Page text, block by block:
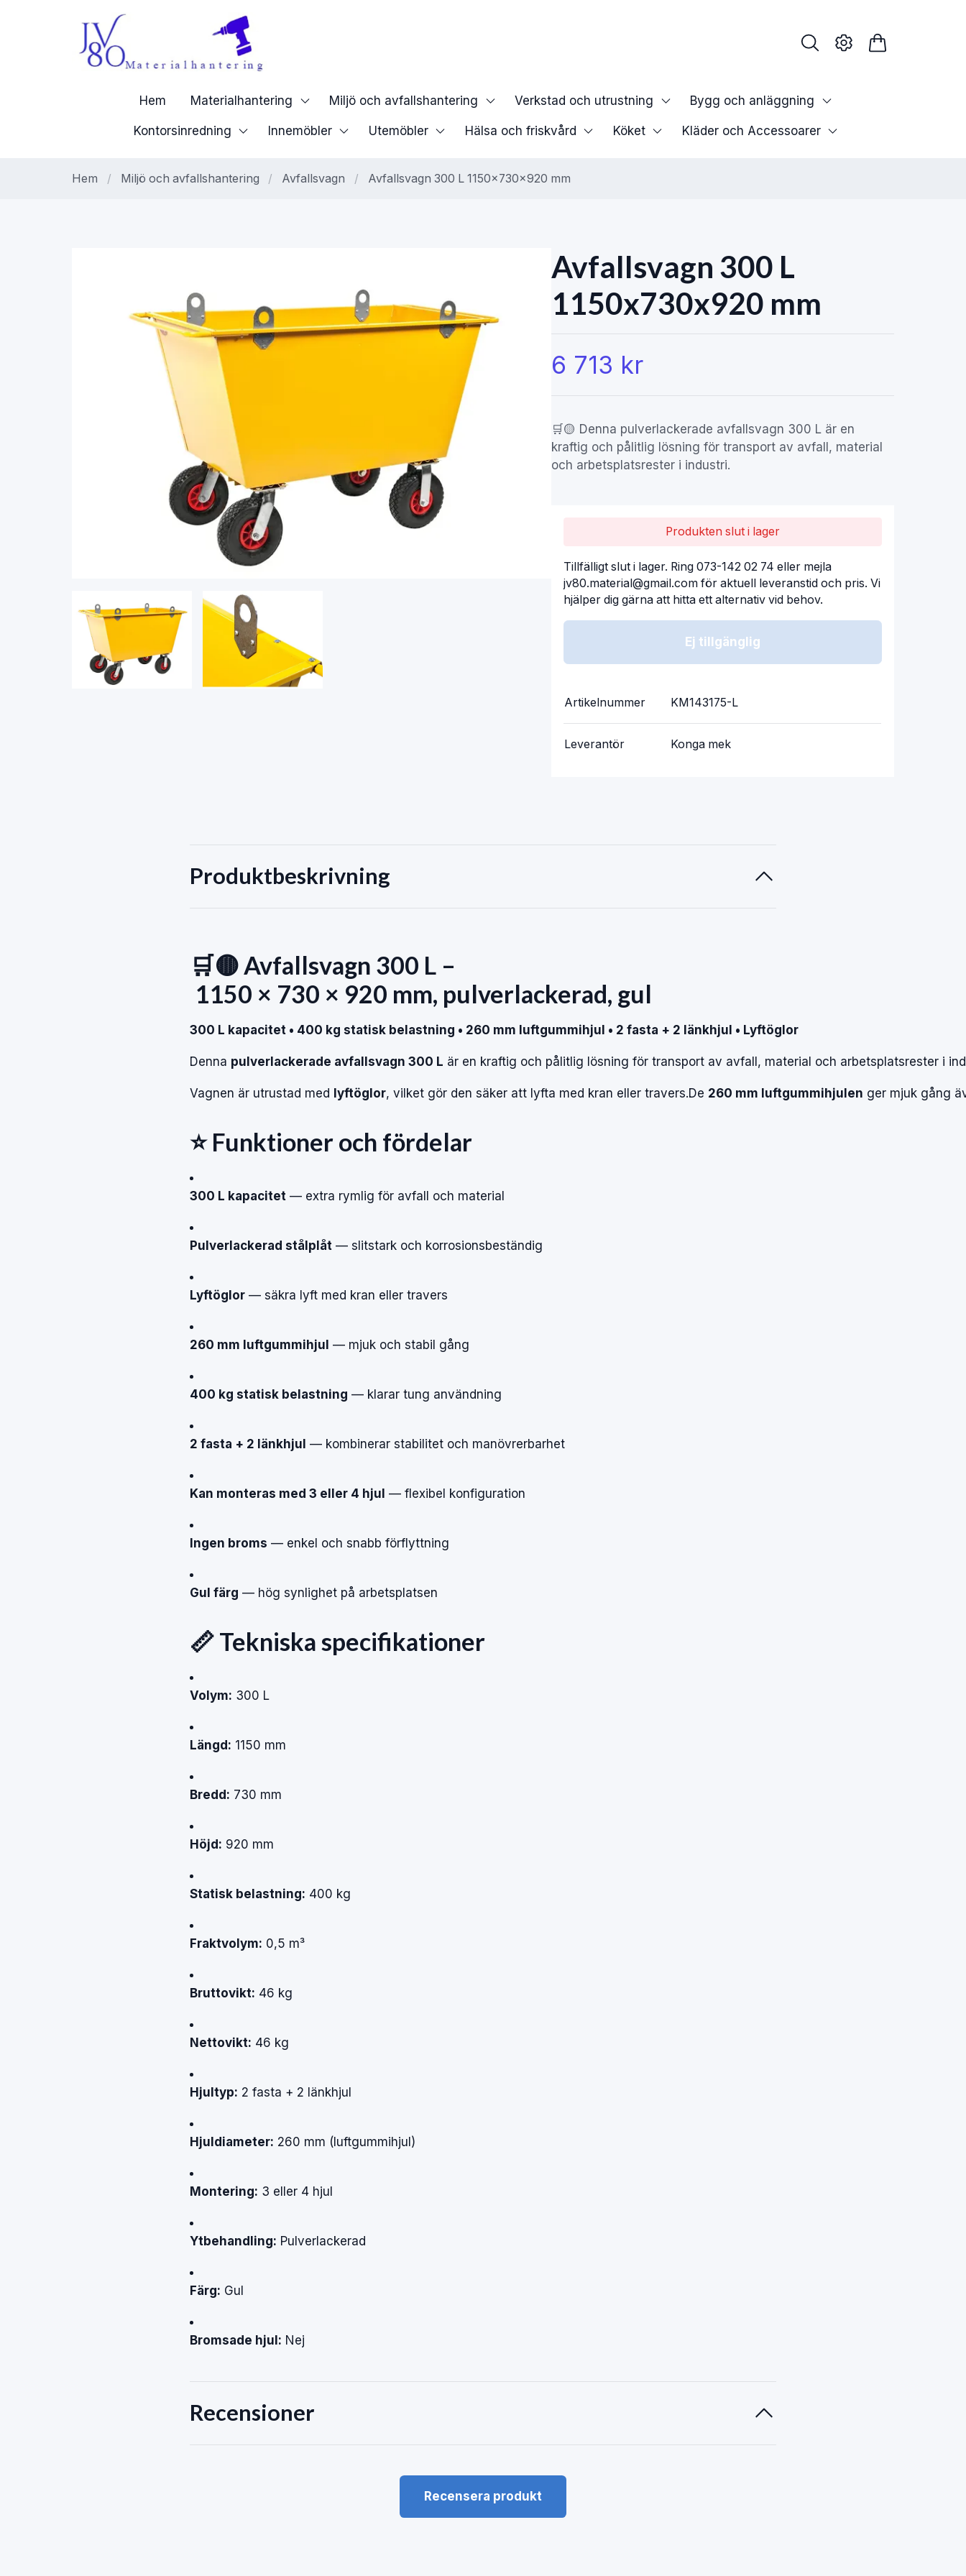
Hem Materialhantering Miljö och avfallshantering Verkstad och utrustning Bygg och anläggning
Kontorsinredning Innemöbler Utemöbler Hälsa och friskvård Köket Kläder och Accessoarer
Hem / Miljö och avfallshantering / Avfallsvagn / Avfallsvagn 300 L 1150x730x920 mm
Avfallsvagn 300 L
1150x730x920 mm
6 713 kr
🛒🟡 Denna pulverlackerade avfallsvagn 300 L är en
kraftig och pålitlig lösning för transport av avfall, material
och arbetsplatsrester i industri.
Produkten slut i lager
Tillfälligt slut i lager. Ring 073-142 02 74 eller mejla
jv80.material@gmail.com för aktuell leveranstid och pris. Vi
hjälper dig gärna att hitta ett alternativ vid behov.
Ej tillgänglig
Artikelnummer KM143175-L
Leverantör Konga mek
Produktbeskrivning
🛒🟡Avfallsvagn 300 L –
1150 × 730 × 920 mm, pulverlackerad, gul
300 L kapacitet • 400 kg statisk belastning • 260 mm luftgummihjul • 2 fasta + 2 länkhjul • Lyftöglor
Denna pulverlackerade avfallsvagn 300 L är en kraftig och pålitlig lösning för transport av avfall, material och arbetsplatsrester i
Vagnen är utrustad med lyftöglor, vilket gör den säker att lyfta med kran eller travers.De 260 mm luftgummihjulen ger mjuk gång
⭐Funktioneroch fördelar
300 L kapacitet — extra rymlig för avfall och material
Pulverlackerad stålplåt — slitstark och korrosionsbeständig
Lyftöglor — säkra lyft med kran eller travers
260 mm luftgummihjul — mjuk och stabil gång
400 kg statisk belastning — klarar tung användning
2 fasta + 2 länkhjul — kombinerar stabilitet och manövrerbarhet
Kan monteras med 3 eller 4 hjul — flexibel konfiguration
Ingen broms — enkel och snabb förflyttning
Gul färg — hög synlighet på arbetsplatsen
📏Tekniskaspecifikationer
Volym: 300 L
Längd: 1150 mm
Bredd: 730 mm
Höjd: 920 mm
Statisk belastning: 400 kg
Fraktvolym: 0,5 m³
Bruttovikt: 46 kg
Nettovikt: 46 kg
Hjultyp: 2 fasta + 2 länkhjul
Hjuldiameter: 260 mm (luftgummihjul)
Montering: 3 eller 4 hjul
Ytbehandling: Pulverlackerad
Färg: Gul
Bromsade hjul: Nej
Recensioner
Recensera produkt